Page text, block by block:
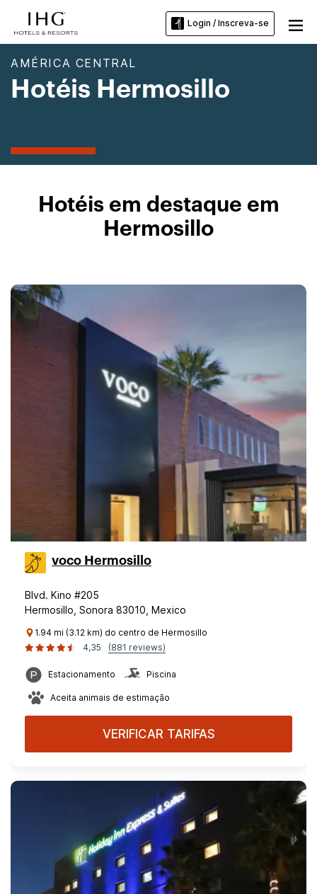
Login / Inscreva-se
AMÉRICA CENTRAL
Hotéis Hermosillo
Hotéis em destaque em
Hermosillo
voco Hermosillo
Blvd. Kino #205
Hermosillo, Sonora 83010, Mexico
1.94 mi (3.12 km) do centro de Hermosillo
4,35
(881 reviews)
Estacionamento Piscina
Aceita animais de estimação
VERIFICAR TARIFAS